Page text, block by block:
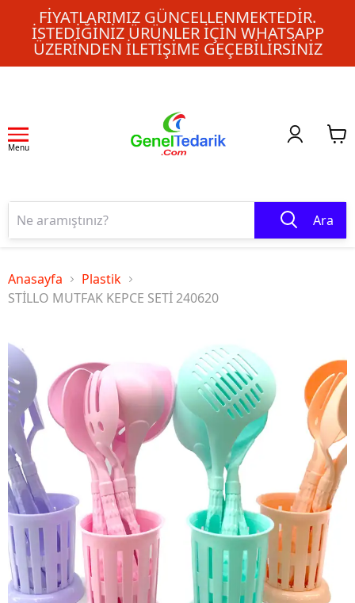
FIYATLARIMIZ GÜNCELLENMEKTEDIR.
İSTEDIĞINIZ ÜRÜNLER IÇIN WHATSAPP
ÜZERINDEN ILETIŞIME GEÇEBILIRSINIZ
Menu
Ara
Anasayfa
Plastik
STİLLO MUTFAK KEPCE SETİ 240620